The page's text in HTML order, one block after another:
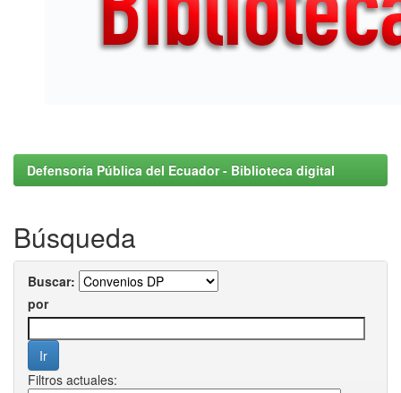
Defensoría Pública del Ecuador - Biblioteca digital
Búsqueda
Buscar:
por
Filtros actuales: